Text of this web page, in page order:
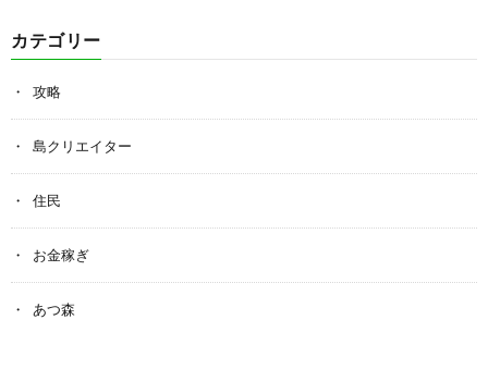
カテゴリー
攻略
島クリエイター
住民
お金稼ぎ
あつ森